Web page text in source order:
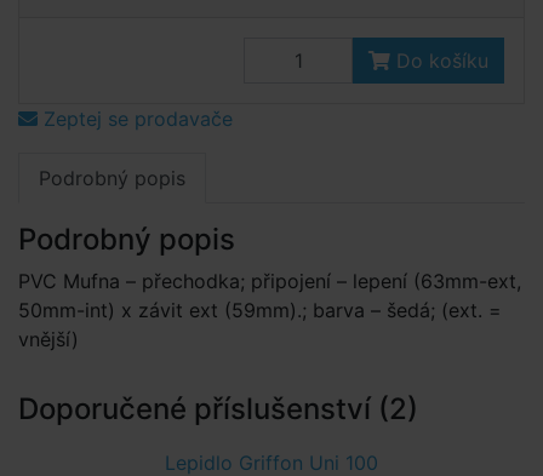
Do košíku
Zeptej se prodavače
Podrobný popis
Podrobný popis
PVC Mufna – přechodka; připojení – lepení (63mm-ext,
50mm-int) x závit ext (59mm).; barva – šedá; (ext. =
vnější)
Doporučené příslušenství (2)
Lepidlo Griffon Uni 100